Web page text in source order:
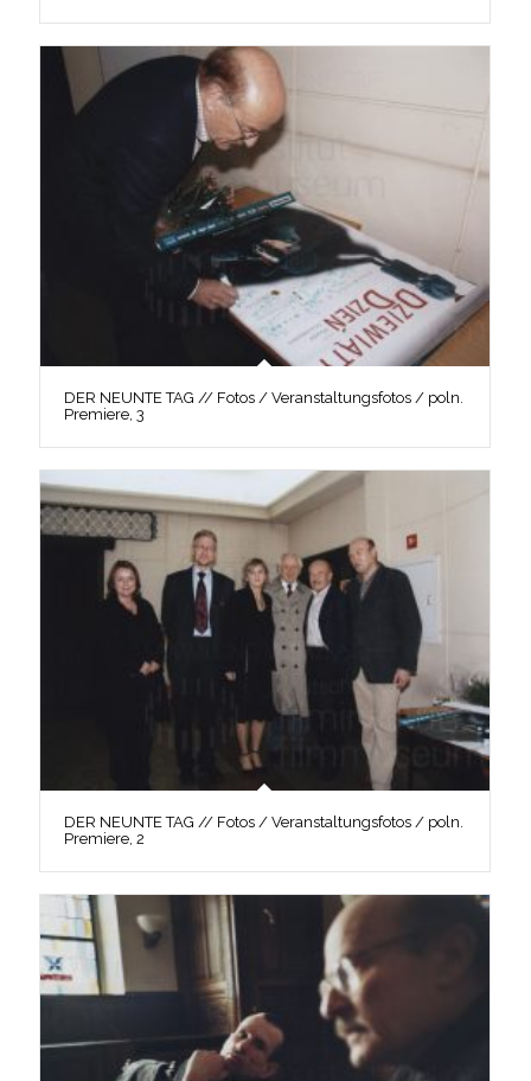
DER NEUNTE TAG // Fotos / Veranstaltungsfotos / poln.
Premiere, 3
DER NEUNTE TAG // Fotos / Veranstaltungsfotos / poln.
Premiere, 2